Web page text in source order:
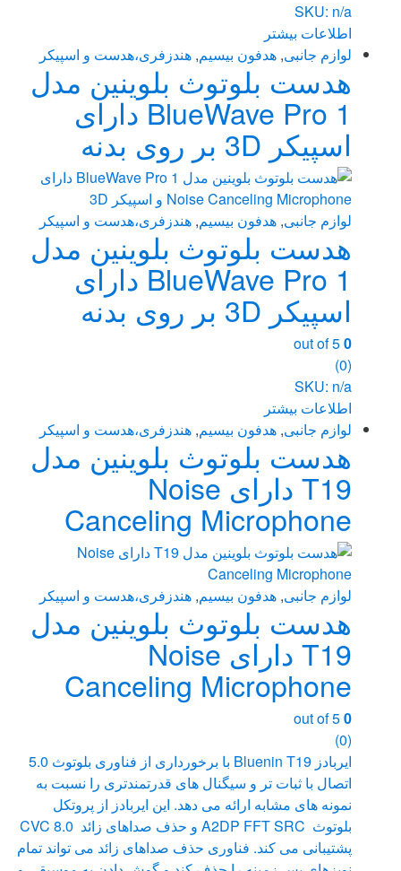
SKU: n/a
اطلاعات بیشتر
لوازم جانبی, هدفون بیسیم, هندزفری،هدست و اسپیکر
هدست بلوتوث بلوینین مدل
BlueWave Pro 1 دارای
اسپیکر 3D بر روی بدنه
لوازم جانبی, هدفون بیسیم, هندزفری،هدست و اسپیکر
هدست بلوتوث بلوینین مدل
BlueWave Pro 1 دارای
اسپیکر 3D بر روی بدنه
0
(0)
SKU: n/a
اطلاعات بیشتر
لوازم جانبی, هدفون بیسیم, هندزفری،هدست و اسپیکر
هدست بلوتوث بلوینین مدل
T19 دارای Noise
Canceling Microphone
لوازم جانبی, هدفون بیسیم, هندزفری،هدست و اسپیکر
هدست بلوتوث بلوینین مدل
T19 دارای Noise
Canceling Microphone
0
(0)
ایربادز Bluenin T19 با برخورداری از فناوری بلوتوث 5.0
اتصال با ثبات تر و سیگنال های قدرتمندتری را نسبت به
نمونه های مشابه ارائه می دهد. این ایربادز از پروتکل
بلوتوث A2DP FFT SRC و حذف صداهای زائد CVC 8.0
پشتیبانی می کند. فناوری حذف صداهای زائد می تواند تمام